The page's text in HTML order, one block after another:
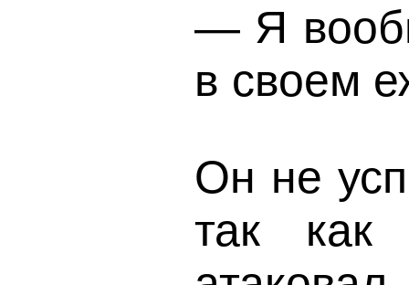
— Я
в своем
Он не
так как